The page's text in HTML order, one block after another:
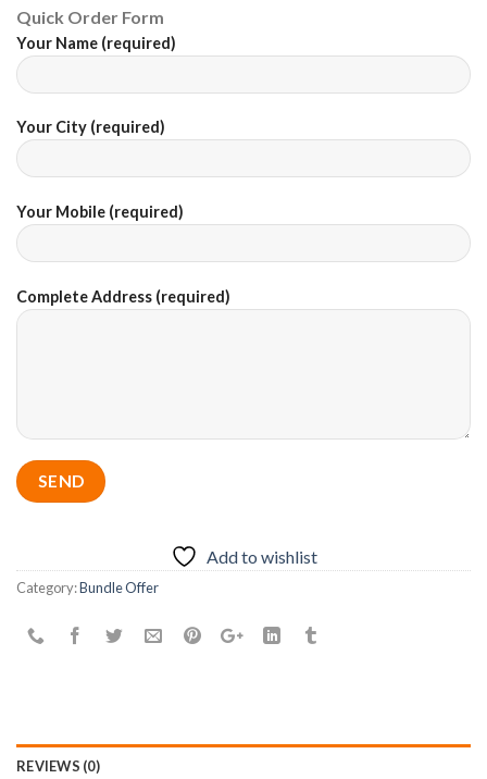
Quick Order Form
Your Name (required)
Your City (required)
Your Mobile (required)
Complete Address (required)
Add to wishlist
Category:Bundle Offer
REVIEWS (0)